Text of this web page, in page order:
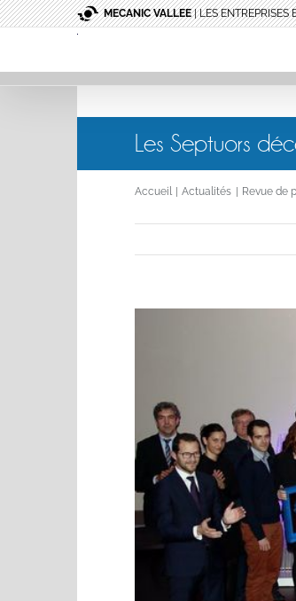
Passer
au
MECANIC VALLEE| LES ENTREPRISES
Les Septuors
Accueil Actualités Revue de